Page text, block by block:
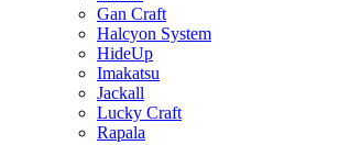
Gan Craft
Halcyon System
HideUp
Imakatsu
Jackall
Lucky Craft
Rapala